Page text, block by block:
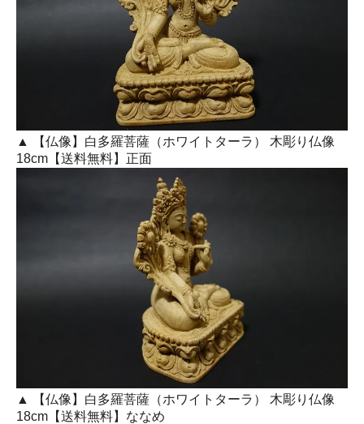
▲ 【仏像】白多羅菩薩（ホワイトターラ） 木彫り仏像
18cm【送料無料】正面
▲ 【仏像】白多羅菩薩（ホワイトターラ） 木彫り仏像
18cm【送料無料】ななめ